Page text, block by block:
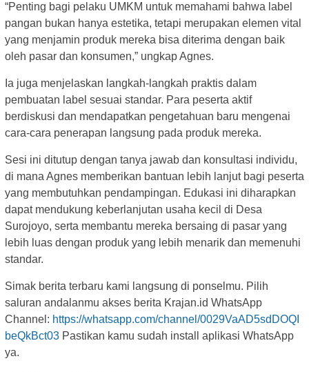
“Penting bagi pelaku UMKM untuk memahami bahwa label
pangan bukan hanya estetika, tetapi merupakan elemen vital
yang menjamin produk mereka bisa diterima dengan baik
oleh pasar dan konsumen,” ungkap Agnes.
Ia juga menjelaskan langkah-langkah praktis dalam
pembuatan label sesuai standar. Para peserta aktif
berdiskusi dan mendapatkan pengetahuan baru mengenai
cara-cara penerapan langsung pada produk mereka.
Sesi ini ditutup dengan tanya jawab dan konsultasi individu,
di mana Agnes memberikan bantuan lebih lanjut bagi peserta
yang membutuhkan pendampingan. Edukasi ini diharapkan
dapat mendukung keberlanjutan usaha kecil di Desa
Surojoyo, serta membantu mereka bersaing di pasar yang
lebih luas dengan produk yang lebih menarik dan memenuhi
standar.
Simak berita terbaru kami langsung di ponselmu. Pilih
saluran andalanmu akses berita Krajan.id WhatsApp
Channel: https://whatsapp.com/channel/0029VaAD5sdDOQI
beQkBct03 Pastikan kamu sudah install aplikasi WhatsApp
ya.